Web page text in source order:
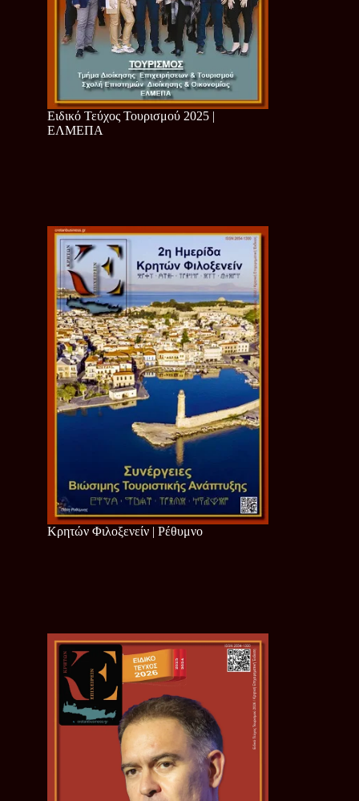
Ειδικό Τεύχος Τουρισμού 2025 |
ΕΛΜΕΠΑ
Κρητών Φιλοξενείν | Ρέθυμνο